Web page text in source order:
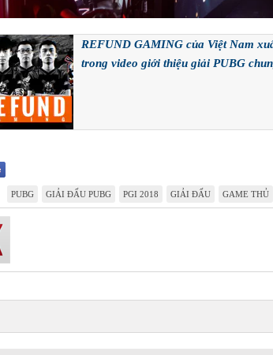
REFUND GAMING của Việt Nam
trong video giới thiệu giải PUBG
PUBG GIẢI ĐẤU PUBG PGI 2018 GIẢI ĐẤU GAME THỦ